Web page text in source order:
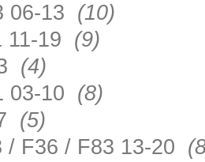
06-13 (10)
11-19 (9)
(4)
03-10 (8)
(5)
/ F36 / F83 13-20